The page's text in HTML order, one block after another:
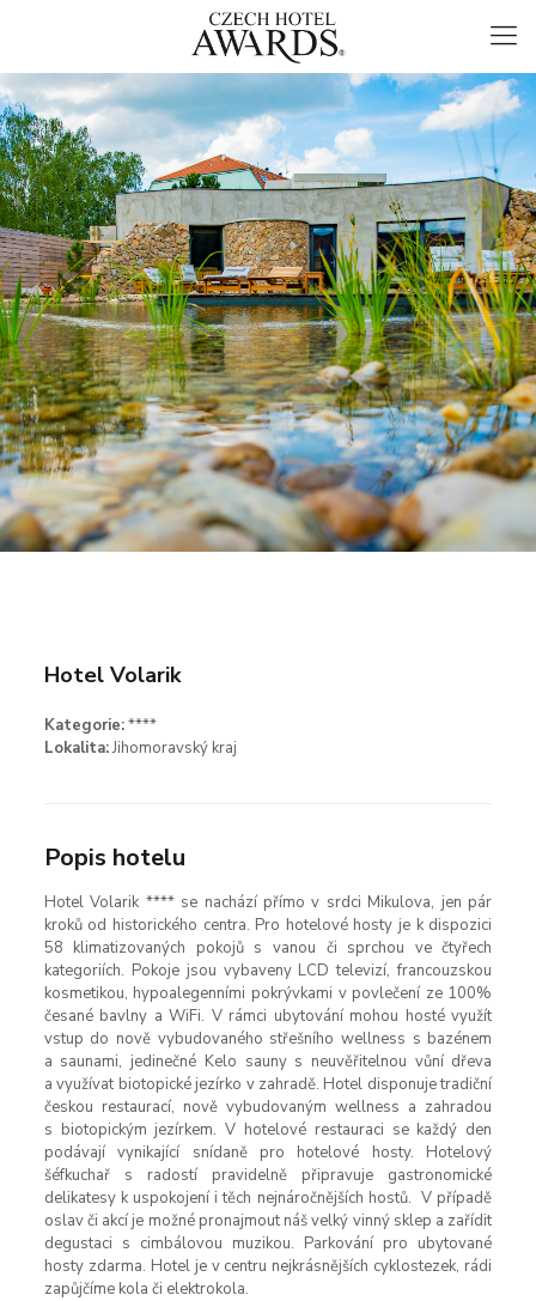
Hotel Volarik
Kategorie:****
Lokalita:Jihomoravský kraj
Popis hotelu
Hotel Volarik **** se nachází přímo v srdci Mikulova, jen pár
kroků od historického centra. Pro hotelové hosty je k dispozici
58 klimatizovaných pokojů s vanou či sprchou ve čtyřech
kategoriích. Pokoje jsou vybaveny LCD televizí, francouzskou
kosmetikou, hypoalegenními pokrývkami v povlečení ze 100%
česané bavlny a WiFi. V rámci ubytování mohou hosté využít
vstup do nově vybudovaného střešního wellness s bazénem
a saunami, jedinečné Kelo sauny s neuvěřitelnou vůní dřeva
a využívat biotopické jezírko v zahradě. Hotel disponuje tradiční
českou restaurací, nově vybudovaným wellness a zahradou
s biotopickým jezírkem. V hotelové restauraci se každý den
podávají vynikající snídaně pro hotelové hosty. Hotelový
šéfkuchař s radostí pravidelně připravuje gastronomické
delikatesy k uspokojení i těch nejnáročnějších hostů. V případě
oslav či akcí je možné pronajmout náš velký vinný sklep a zařídit
degustaci s cimbálovou muzikou. Parkování pro ubytované
hosty zdarma. Hotel je v centru nejkrásnějších cyklostezek, rádi
zapůjčíme kola či elektrokola.